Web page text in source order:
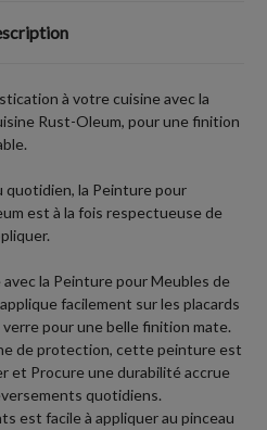
à votre cuisine avec la
Rust-Oleum, pour une finition
quotidien, la Peinture pour
est à la fois respectueuse de
la Peinture pour Meubles de
facilement sur les placards
pour une belle finition mate.
de protection, cette peinture est
et Procure une durabilité accrue
quotidiens.
est facile à appliquer au pinceau